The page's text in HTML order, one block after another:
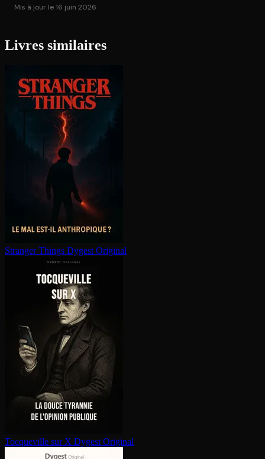
Mis à jour le 16 juin 2026
Livres similaires
Stranger Things Dygest Original
Tocqueville sur X Dygest Original